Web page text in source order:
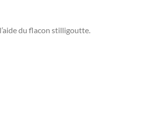
du flacon stilligoutte.